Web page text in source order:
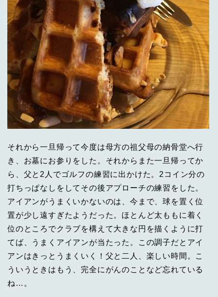
それから一旦帰って今度は母方の祖父母の納骨堂へ行
き、お墓にお参りをした。それからまた一旦帰ってか
ら、父と2人でゴルフの練習に出かけた。2コイン分の
打ちっぱなしをしてその後アプローチの練習をした。
アイアンがうまくいかないのは、今まで、球を置く位
置が少し遠すぎたようだった。ほとんど太ももに着く
位のところでクラブを構えて大きな円を描くように打
てば、うまくアイアンが当たった。この調子だとアイ
アンはきっとうまくいく！父と二人、楽しい時間。こ
ういうときはもう、完全にがんのことなど忘れている
ね…。